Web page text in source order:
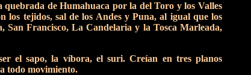
de Humahuaca por la del Toro y los Valles
los tejidos, sal de los Andes y Puna, al igual que los
San Francisco, La Candelaria y la Tosca Marleada,
el sapo, la víbora, el suri. Creían en tres planos
todo movimiento.